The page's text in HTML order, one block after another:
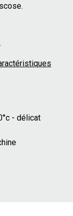
une taille S.
- délicat